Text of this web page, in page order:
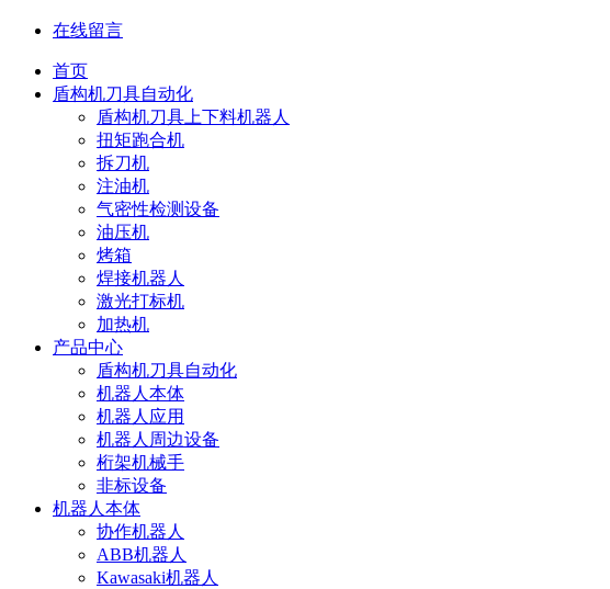
在线留言
首页
盾构机刀具自动化
盾构机刀具上下料机器人
扭矩跑合机
拆刀机
注油机
气密性检测设备
油压机
烤箱
焊接机器人
激光打标机
加热机
产品中心
盾构机刀具自动化
机器人本体
机器人应用
机器人周边设备
桁架机械手
非标设备
机器人本体
协作机器人
ABB机器人
Kawasaki机器人